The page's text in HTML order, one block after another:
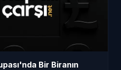
Bir Biranın